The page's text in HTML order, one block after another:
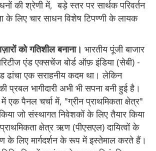
की श्रेणी में, बड़े स्तर पर सार्थक परिवर्तन
के लिए चार साधन विशेष टिपण्णी के लायक
को गतिशील बनाना। भारतीय पूंजी बाजार
एंड एक्सचेंज बोर्ड ऑफ़ इंडिया (सेबी) -
ढांचा एक सराहनीय कदम था। लेकिन
प्रबल भागीदारी अभी भी सपना बनी हुई है।
एक पैनल चर्चा में, "ग्रीन प्राथमिकता क्षेत्र"
जो संस्थागत निवेशकों के लिए तैयार किया
क्षेत्र ऋण (पीएसएल) दायित्वों के
लिए मार्गदर्शन के रूप में इस्तेमाल करते हैं।